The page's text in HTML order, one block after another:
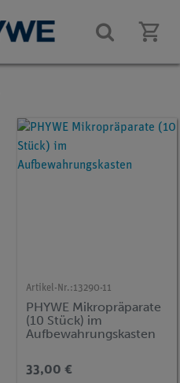
Artikel-Nr.:13290-11
PHYWE Mikropräparate
(10 Stück) im
Aufbewahrungskasten
33,00 €